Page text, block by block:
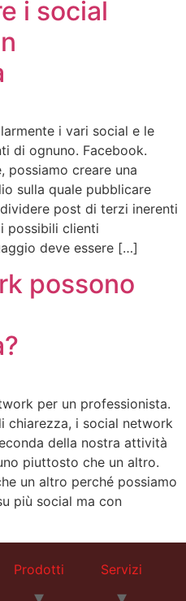
i social
i vari social e le
di ognuno. Facebook.
possiamo creare una
sulla quale pubblicare
post di terzi inerenti
possibili clienti
deve essere […]
possono
per un professionista.
chiarezza, i social network
della nostra attività
piuttosto che un altro.
un altro perché possiamo
più social ma con
Prodotti Servizi